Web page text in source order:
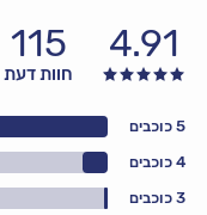
4.91
115
חוות דעת
3 כוכבים
4 כוכבים
5 כוכבים